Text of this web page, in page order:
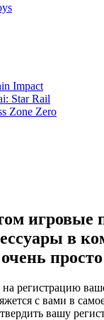
Impact
Star Rail
Zone Zero
игровые
в
на регистрацию
с вами в
вашу